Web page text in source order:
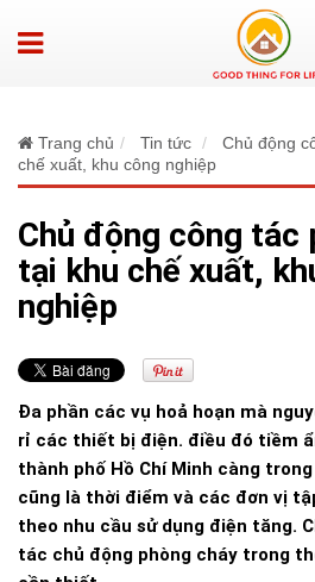
Trang chủ Tin tức
Chủ động
chế xuất, khu công nghiệp
Chủ động công tác
tại khu chế xuất,
nghiệp
Đa phần các vụ hoả hoạn mà
rỉ các thiết bị điện. điều đó tiềm
thành phố Hồ Chí Minh càng
cũng là thời điểm và các đơn vị
theo nhu cầu sử dụng điện tăng.
tác chủ động phòng cháy trong